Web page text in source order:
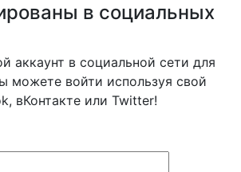
в социальных
аккаунт в социальной сети для
можете войти используя свой
вКонтакте или Twitter!